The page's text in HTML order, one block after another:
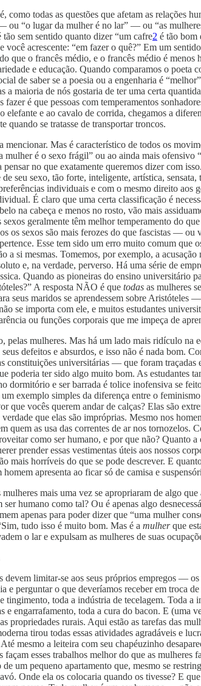
como todas as questões que afetam as relações
“o lugar da mulher é no lar” — ou “as
sem sentido quanto dizer “um cafre2 é tão bom
acrescente: “em fazer o quê?” Em um
que o francês médio, e o francês médio é
e educação. Quando comparamos o
de saber se a poesia ou a engenharia é
maioria de nós gostaria de ter uma certa
fazer é que pessoas com temperamentos
elefante e ao cavalo de corrida, chegamos a
quando se tratasse de transportar troncos.
Mas é característico de todos os
mulher é o sexo frágil” ou ao ainda mais
pensar no que exatamente queremos dizer com
seu sexo, tão forte, inteligente, artística,
individuais e com o mesmo direito
É claro que uma certa classificação é
na cabeça e menos no rosto, vão mais
sexos geralmente têm melhor temperamento do
os sexos são mais ferozes do que fascistas —
Esse tem sido um erro muito comum
a si mesmas. Tomemos, por exemplo, a
e, na verdade, perverso. Há uma série de
Quando as pioneiras do ensino universitário
A resposta NÃO é que todas as mulheres
seus maridos se aprendessem sobre
se importa com ele, e muitos estudantes
ou funções corporais que me impeça de
pelas mulheres. Mas há um lado mais ridículo
defeitos e absurdos, e isso não é nada bom.
constituições universitárias — que foram
poderia ter sido algo muito bom. As estudantes
dormitório e ser barrada é tolice inofensiva se
exemplo simples da diferença entre o
que vocês querem andar de calças? Elas são
que elas são impróprias. Mesmo nos
quem as usa das correntes de ar nos
como ser humano, e por que não? Quanto
prender essas vestimentas úteis aos nossos
mais horríveis do que se pode descrever. E
apresenta ao ficar só de camisa e
mais uma vez se apropriaram de algo
humano como tal? Ou é apenas algo
apenas para poder dizer que “uma mulher
tudo isso é muito bom. Mas é a mulherque
o lar e expulsam as mulheres de suas
devem limitar-se aos seus próprios empregos —
e perguntar o que deveríamos receber em troca
tingimento, toda a indústria de tecelagem. Toda
e engarrafamento, toda a cura do bacon. E (uma
propriedades rurais. Aqui estão as tarefas das
tirou todas essas atividades agradáveis e
mesmo a leiteira com seu chapéuzinho
façam esses trabalhos melhor do que as
um pequeno apartamento que, mesmo se
Onde ela os colocaria quando os tivesse? E